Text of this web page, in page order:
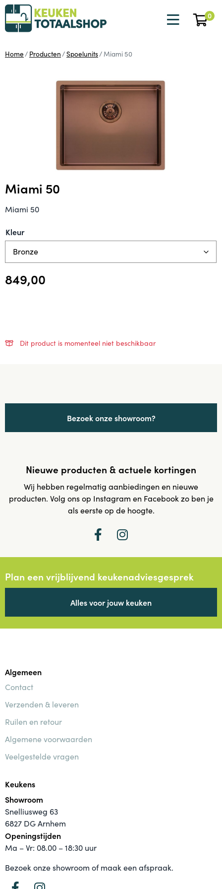
0
Home Producten Spoelunits Miami 50
Miami 50
Miami 50
Kleur
849,00
Dit product is momenteel niet beschikbaar
Bezoek onze showroom?
Nieuwe producten & actuele kortingen
Wij hebben regelmatig aanbiedingen en nieuwe
producten. Volg ons op Instagram en Facebook zo ben je
als eerste op de hoogte.
Plan een vrijblijvend keukenadviesgesprek
Alles voor jouw keuken
Algemeen
Contact
Verzenden & leveren
Ruilen en retour
Algemene voorwaarden
Veelgestelde vragen
Keukens
Showroom
Snelliusweg 63
6827 DG Arnhem
Openingstijden
Ma – Vr: 08.00 – 18:30 uur
Bezoek onze showroom of maak een afspraak.